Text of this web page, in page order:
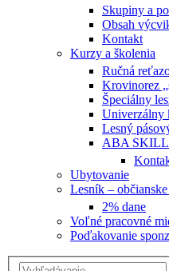
Skupiny a
Obsah
Kontakt
Kurzy a školenia
Ručná
Krovinorez
Špeciálny
Univerzálny
Lesný
ABA
Ubytovanie
Lesník –
2% dane
Voľné pracovné
Poďakovanie